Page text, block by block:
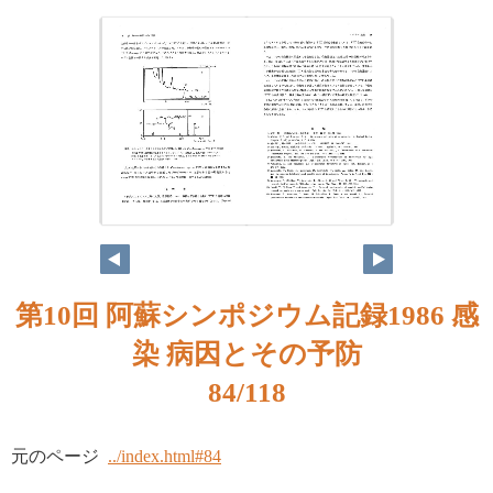
第10回 阿蘇シンポジウム記録1986 感
染 病因とその予防
84/118
元のページ ../index.html#84